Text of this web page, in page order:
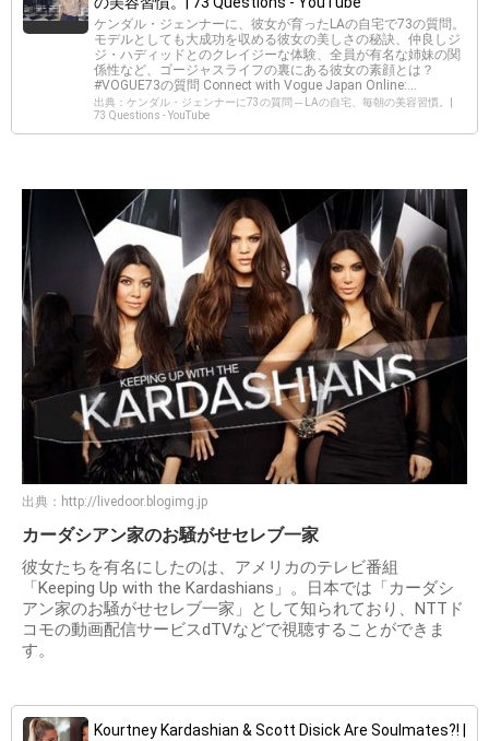
ケンダル・ジェンナーに、彼女が育ったLAの自宅で73の質問。
モデルとしても大成功を収める彼女の美しさの秘訣、仲良しジ
ジ・ハディッドとのクレイジーな体験、全員が有名な姉妹の関
係性など、ゴージャスライフの裏にある彼女の素顔とは？
#VOGUE73の質問 Connect with Vogue Japan Online:...
出典：ケンダル・ジェンナーに73の質問 ─ LAの自宅、毎朝の美容習慣。|
73 Questions - YouTube
出典： http://livedoor.blogimg.jp
カーダシアン家のお騒がせセレブ一家
彼女たちを有名にしたのは、アメリカのテレビ番組
「Keeping Up with the Kardashians」。日本では「カーダシ
アン家のお騒がせセレブ一家」として知られており、NTTド
コモの動画配信サービスdTVなどで視聴することができま
す。
Kourtney Kardashian & Scott Disick Are Soulmates?! |